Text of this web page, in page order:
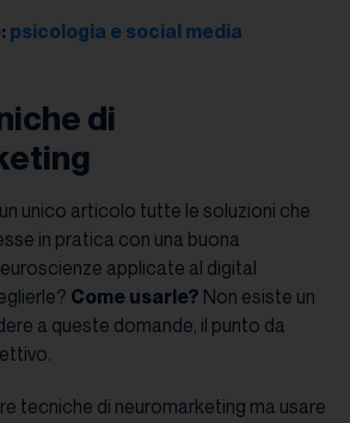
psicologia e social media
di
unico articolo tutte le soluzioni che
in pratica con una buona
applicate al digital
Come usarle? Non esiste un
a queste domande, il punto da
tecniche di neuromarketing ma usare